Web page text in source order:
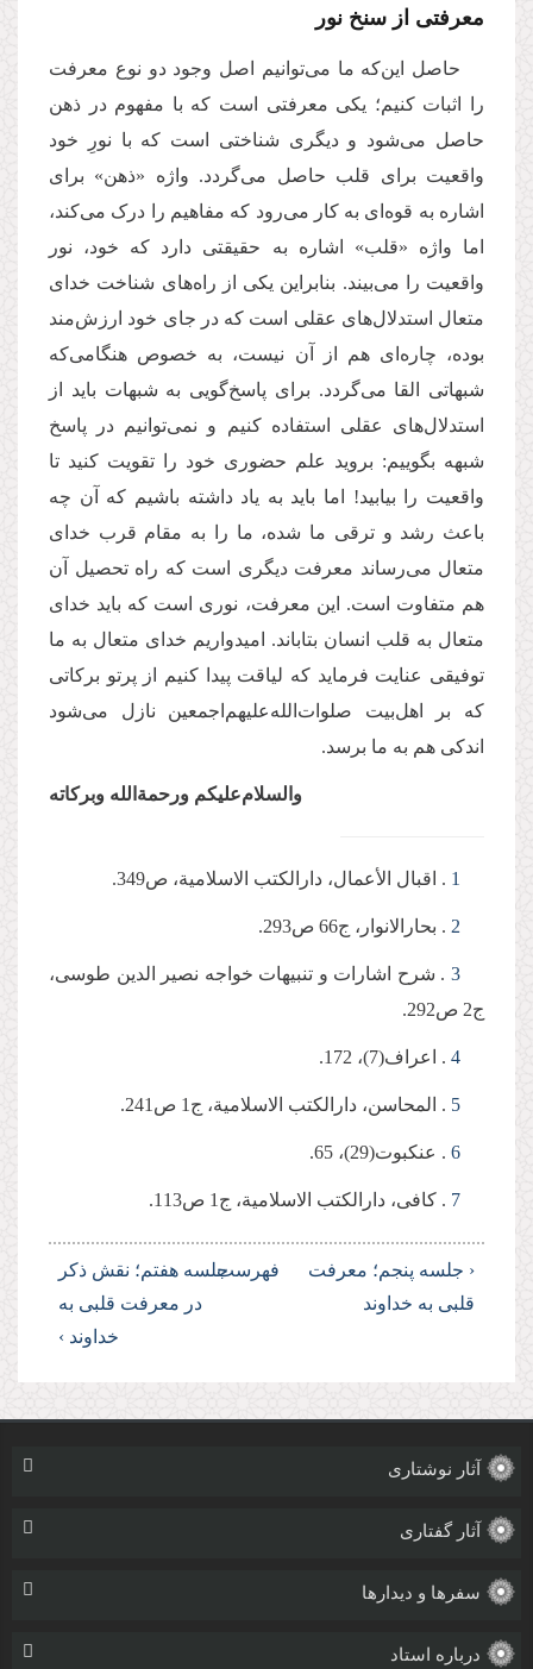
معرفتی از سنخ نور
حاصل این‌که ما می‌توانیم اصل وجود دو نوع معرفت
را اثبات کنیم؛ یکی معرفتی است که با مفهوم در ذهن
حاصل می‌شود و دیگری شناختی است که با نورِ خود
واقعیت برای قلب حاصل می‌گردد. واژه «ذهن» برای
اشاره به قوه‌ای به کار می‌رود که مفاهیم را درک می‌کند،
اما واژه «قلب» اشاره به حقیقتی دارد که خود، نور
واقعیت را می‌بیند. بنابراین یکی از راه‌های شناخت خدای
متعال استدلال‌های عقلی است که در جای خود ارزش‌مند
بوده، چاره‌ای هم از آن نیست، به خصوص هنگامی‌که
شبهاتی القا می‌گردد. برای پاسخ‌گویی به شبهات باید از
استدلال‌های عقلی استفاده کنیم و نمی‌توانیم در پاسخ
شبهه بگوییم: بروید علم حضوری خود را تقویت کنید تا
واقعیت را بیابید! اما باید به یاد داشته باشیم که آن چه
باعث رشد و ترقی ما شده، ما را به مقام قرب خدای
متعال می‌رساند معرفت دیگری است که راه تحصیل آن
هم متفاوت است. این معرفت، نوری است که باید خدای
متعال به قلب انسان بتاباند. امیدواریم خدای متعال به ما
توفیقی عنایت فرماید که لیاقت پیدا کنیم از پرتو برکاتی
که بر اهل‌بیت صلوات‌الله‌علیهم‌اجمعین نازل می‌شود
اندکی هم به ما برسد.
والسلام‌علیکم‌ ورحمة‌الله‌ وبرکاته
1 . اقبال الأعمال، دارالکتب الاسلامیة، ص349.
2 . بحارالانوار، ج66 ص293.
3 . شرح اشارات و تنبیهات خواجه نصیر الدین طوسی،
ج2 ص292.
4 . اعراف(7)، 172.
5 . المحاسن، دارالکتب الاسلامیة، ج1 ص241.
6 . عنکبوت(29)، 65.
7 . کافی، دارالکتب الاسلامیة، ج1 ص113.
‹ جلسه پنجم؛ معرفت
قلبی به خداوند
فهرستجلسه هفتم؛ نقش ذکر
در معرفت قلبی به
خداوند ›
آثار نوشتاری
آثار گفتاری
سفرها و دیدارها
درباره استاد